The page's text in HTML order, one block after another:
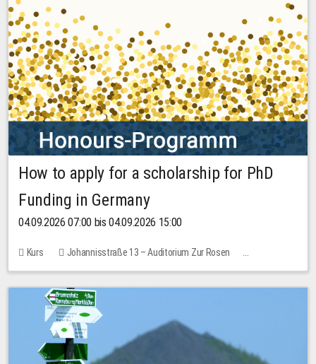
How to apply for a scholarship for PhD
Funding in Germany
04.09.2026 07:00 bis 04.09.2026 15:00
Kurs
Johannisstraße 13 – Auditorium Zur Rosen
Keine freien Plätze